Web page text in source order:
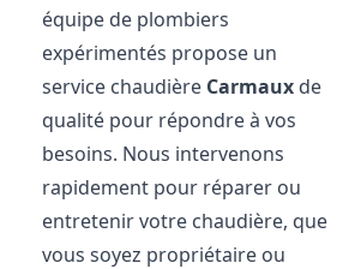
équipe de plombiers
expérimentés propose un
service chaudière Carmaux de
qualité pour répondre à vos
besoins. Nous intervenons
rapidement pour réparer ou
entretenir votre chaudière, que
vous soyez propriétaire ou